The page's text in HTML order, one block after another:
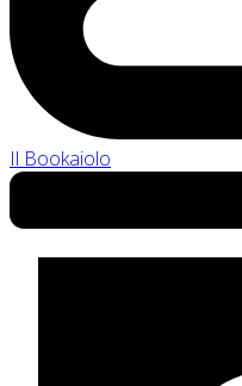
Il Bookaiolo